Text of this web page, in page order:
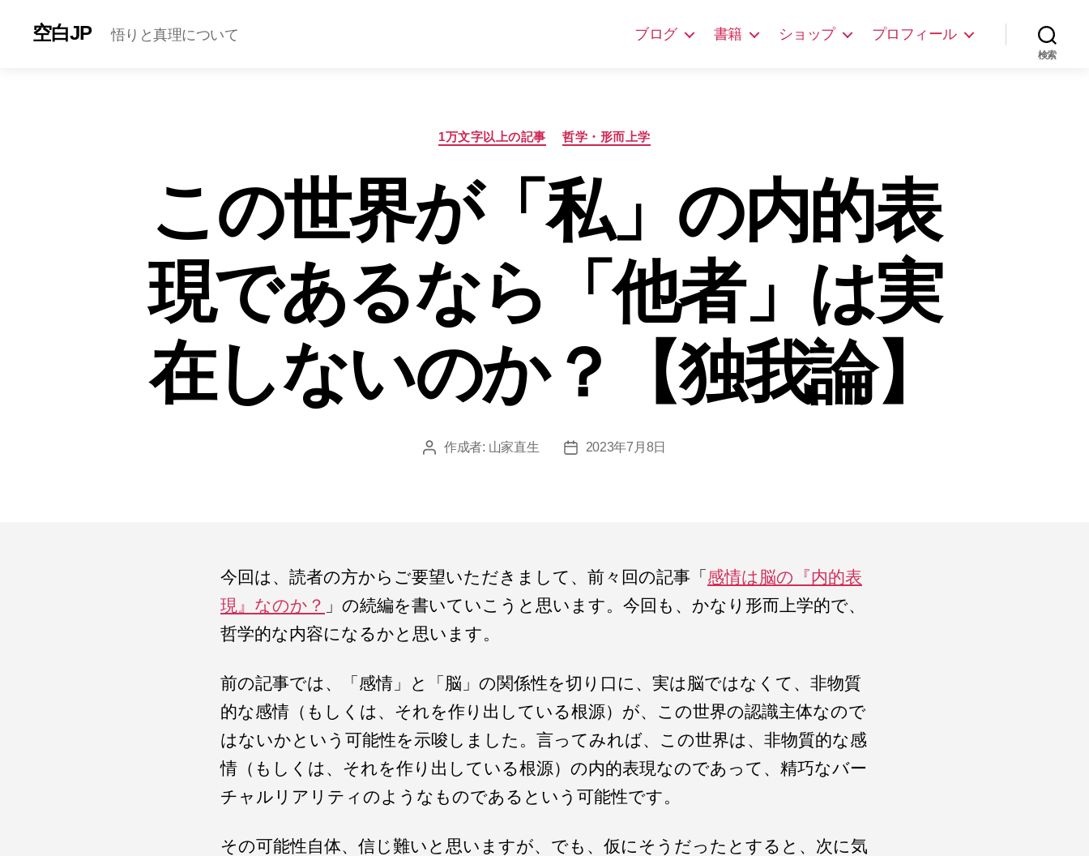
空白JP 悟りと真理について ブログ 書籍 ショップ プロフィール
検索
カ
テ
リ
ー
1万文字以上の記事 哲学・形而上学
この世界が「私」の内的表
現であるなら「他者」は実
在しないのか？【独我論】
投 作成者: 山家直生
投
2023年7月8日
今回は、読者の方からご要望いただきまして、前々回の記事「感情は脳の『内的表
現』なのか？ 」の続編を書いていこうと思います。今回も、かなり形而上学的で、
哲学的な内容になるかと思います。
前の記事では、「感情」と「脳」の関係性を切り口に、実は脳ではなくて、非物質
的な感情（もしくは、それを作り出している根源）が、この世界の認識主体なので
はないかという可能性を示唆しました。言ってみれば、この世界は、非物質的な感
情（もしくは、それを作り出している根源）の内的表現なのであって、精巧なバー
チャルリアリティのようなものであるという可能性です。
その可能性自体、信じ難いと思いますが、でも、仮にそうだったとすると、次に気